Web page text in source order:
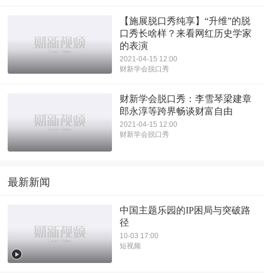
【施展脱口秀纯享】“升维”的脱
口秀长啥样？来看网红历史学家
的表演
2021-04-15 12:00
财新学会脱口秀
财新学会脱口秀：李雪琴梁建章
郎永淳等跨界畅谈财富自由
2021-04-15 12:00
财新学会脱口秀
最新新闻
中国主题乐园的IP困局与突破路
径
10-03 17:00
短视频